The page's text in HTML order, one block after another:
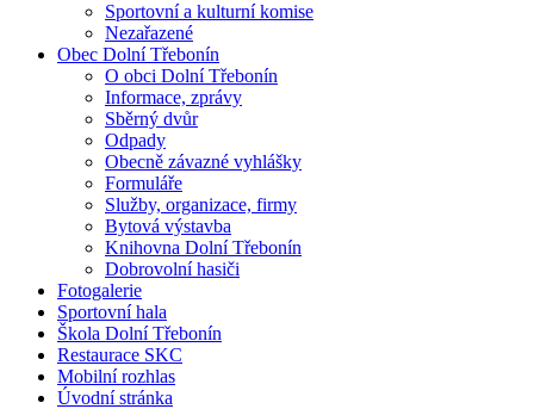
Sportovní a kulturní komise
Nezařazené
Obec Dolní Třebonín
O obci Dolní Třebonín
Informace, zprávy
Sběrný dvůr
Odpady
Obecně závazné vyhlášky
Formuláře
Služby, organizace, firmy
Bytová výstavba
Knihovna Dolní Třebonín
Dobrovolní hasiči
Fotogalerie
Sportovní hala
Škola Dolní Třebonín
Restaurace SKC
Mobilní rozhlas
Úvodní stránka